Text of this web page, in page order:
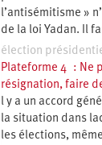
l’antisémitisme »
de la loi Yadan. Il
élection
Plateforme 4 : Ne
résignation, faire
l y a un accord
la situation dans
les élections,